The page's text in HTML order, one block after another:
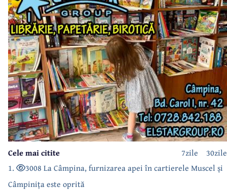
30zile
7zile
Cele mai citite
1.
3008 La Câmpina, furnizarea apei în cartierele Muscel și
Câmpinița este oprită